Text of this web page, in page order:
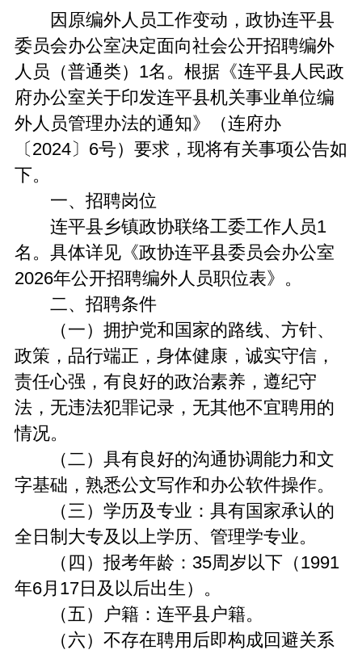
因原编外人员工作变动，政协连平县
委员会办公室决定面向社会公开招聘编外
人员（普通类）1名。根据《连平县人民政
府办公室关于印发连平县机关事业单位编
外人员管理办法的通知》（连府办
〔2024〕6号）要求，现将有关事项公告如
下。
一、招聘岗位
连平县乡镇政协联络工委工作人员1
名。具体详见《政协连平县委员会办公室
2026年公开招聘编外人员职位表》。
二、招聘条件
（一）拥护党和国家的路线、方针、
政策，品行端正，身体健康，诚实守信，
责任心强，有良好的政治素养，遵纪守
法，无违法犯罪记录，无其他不宜聘用的
情况。
（二）具有良好的沟通协调能力和文
字基础，熟悉公文写作和办公软件操作。
（三）学历及专业：具有国家承认的
全日制大专及以上学历、管理学专业。
（四）报考年龄：35周岁以下（1991
年6月17日及以后出生）。
（五）户籍：连平县户籍。
（六）不存在聘用后即构成回避关系